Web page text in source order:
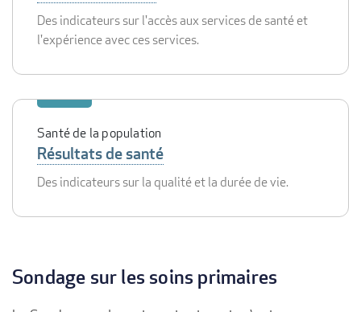
Des indicateurs sur l'accès aux services de santé et
l'expérience avec ces services.
Santé de la population
Résultats de santé
Des indicateurs sur la qualité et la durée de vie.
Sondage sur les soins primaires